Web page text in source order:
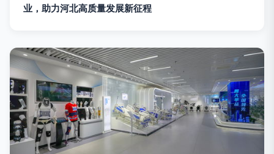
业，助力河北高质量发展新征程